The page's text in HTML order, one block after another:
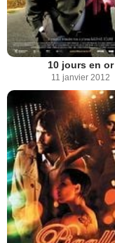
10 jours en or
11 janvier 2012